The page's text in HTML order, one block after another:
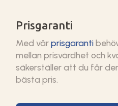
Prisgaranti
Med vårprisgaranti
mellan prisvärdhet och
säkerställer att du får
bästa pris.